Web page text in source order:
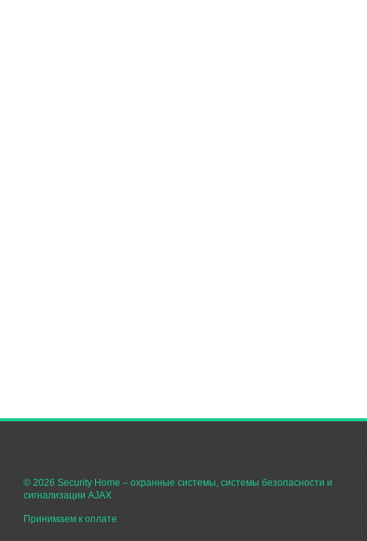
© 2026 Security Home – охранные системы, системы безопасности и
сигнализации AJAX
Принимаем к оплате